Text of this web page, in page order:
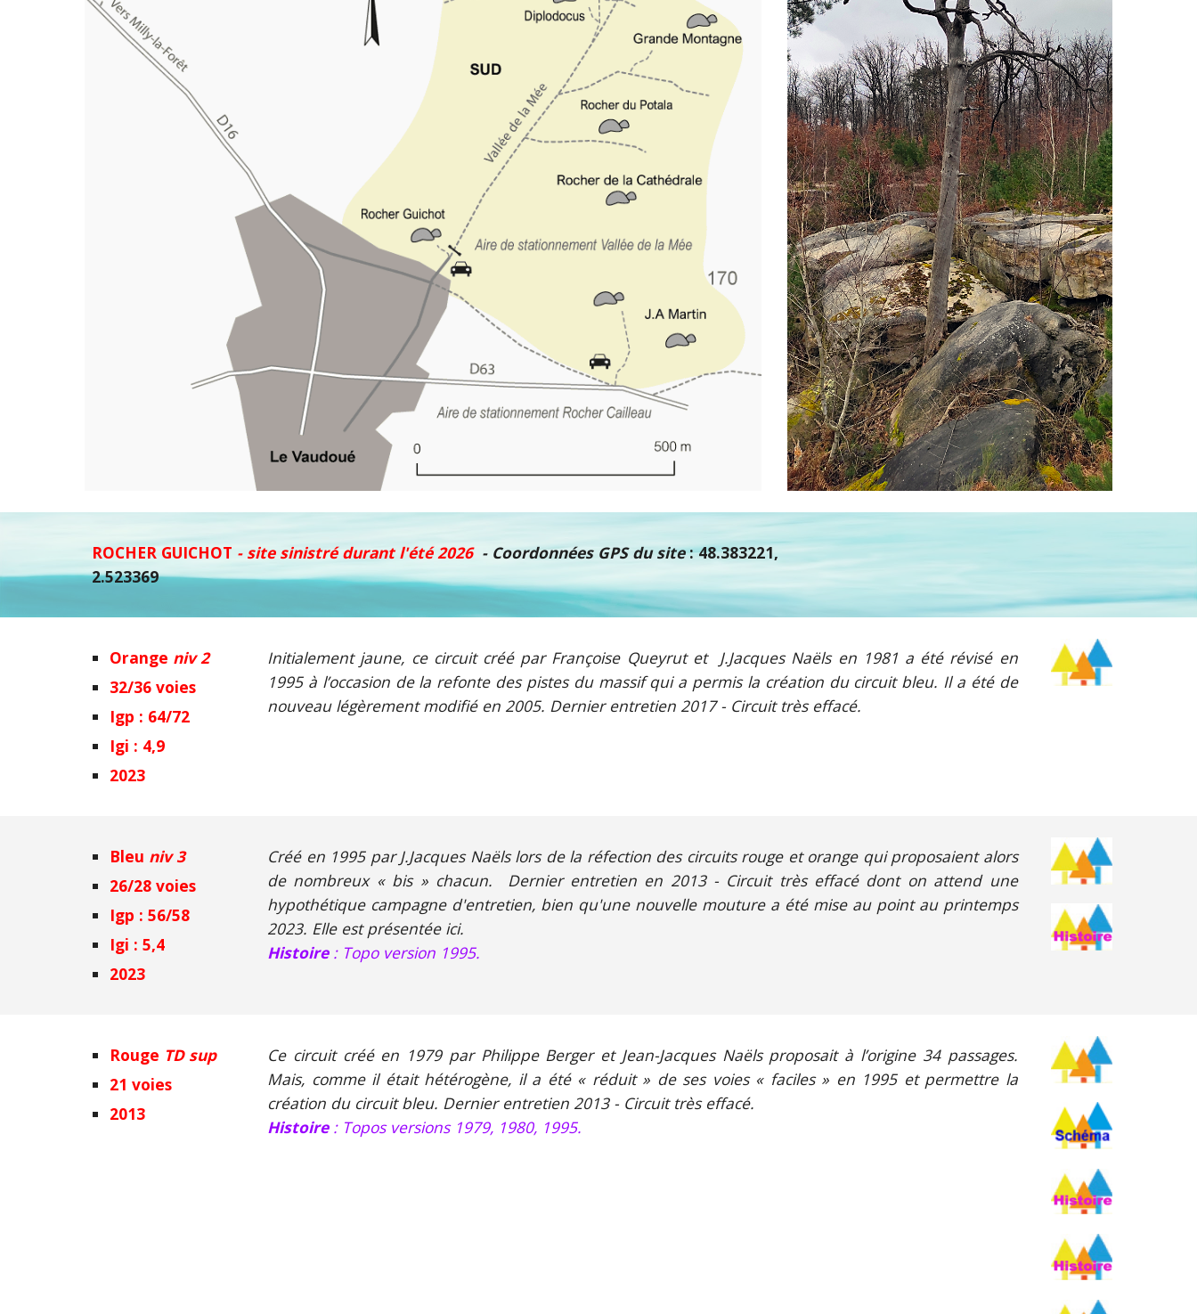
ROCHER GUICHOT - site sinistré durant l'été 2026 - Coordonnées GPS du site: 48.383221,
2.523369
Orange niv 2
32/36 voies
Igp : 64/72
Igi : 4,9
2023
Initialement jaune, ce circuit créé par Françoise Queyrut et J.Jacques Naëls en 1981 a été révisé en
1995 à l’occasion de la refonte des pistes du massif qui a permis la création du circuit bleu. Il a été de
nouveau légèrement modifié en 2005. Dernier entretien 2017- Circuit très effacé.
Bleu niv 3
26/28 voies
Igp : 56/58
Igi : 5,4
2023
Créé en 1995 par J.Jacques Naëls lors de la réfection des circuits rouge et orange qui proposaient alors
de nombreux « bis » chacun. Dernier entretien en 2013 - Circuit très effacé dont on attend une
hypothétique campagne d'entretien, bien qu'une nouvelle mouture a été mise au point au printemps
2023. Elle est présentée ici.
Histoire: Topo version 1995.
Rouge TD sup
21 voies
2013
Ce circuit créé en 1979 par Philippe Berger et Jean-Jacques Naëls proposait à l’origine 34 passages.
Mais, comme il était hétérogène, il a été « réduit » de ses voies « faciles » en 1995 et permettre la
création du circuit bleu. Dernier entretien 2013 - Circuit très effacé.
Histoire: Topos versions 1979, 1980, 1995.